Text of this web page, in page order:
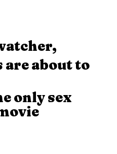
are about to
only sex